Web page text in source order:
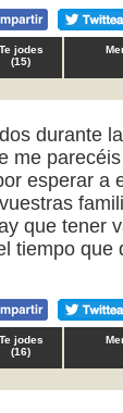
Te jodes
(15)
durante
me
esperar a
que tener
tiempo que
Te jodes
(16)